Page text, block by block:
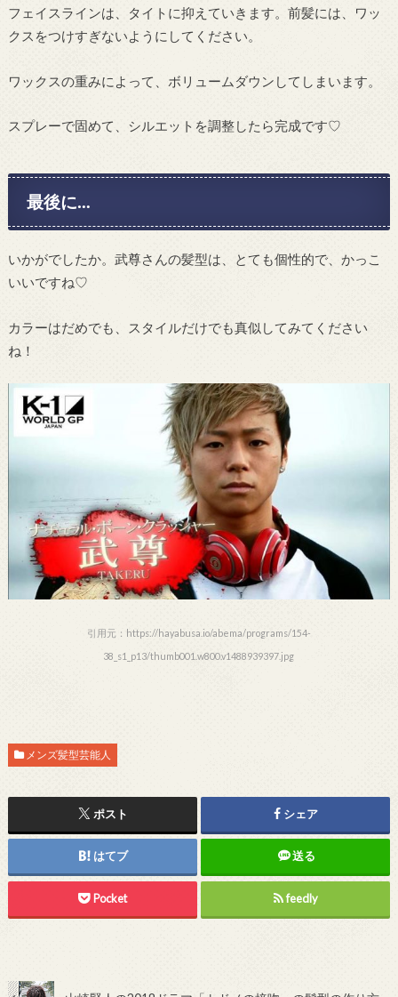
フェイスラインは、タイトに抑えていきます。前髪には、ワッ
クスをつけすぎないようにしてください。
ワックスの重みによって、ボリュームダウンしてしまいます。
スプレーで固めて、シルエットを調整したら完成です♡
最後に…
いかがでしたか。武尊さんの髪型は、とても個性的で、かっこ
いいですね♡
カラーはだめでも、スタイルだけでも真似してみてください
ね！
引用元：https://hayabusa.io/abema/programs/154-
38_s1_p13/thumb001.w800.v1488939397.jpg
メンズ髪型芸能人
ポスト シェア
はてブ 送る
Pocket feedly